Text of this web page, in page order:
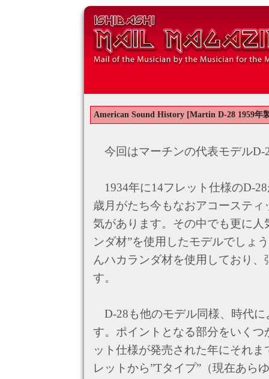
American Sound History [Martin D-28 1959年
今回はマーチンの代表モデルD-
1934年に14フレット仕様のD-
歳月がたち今もなおアコーステ
気があります。その中でも更に人
ンダ材”を使用したモデルでしょ
んハカランダ材を使用しており
す。
D-28も他のモデル同様、時代に
す。ポイントとなる部分をいく
ット仕様が発売された年にそれま
レットから”Tタイプ”（現在あら